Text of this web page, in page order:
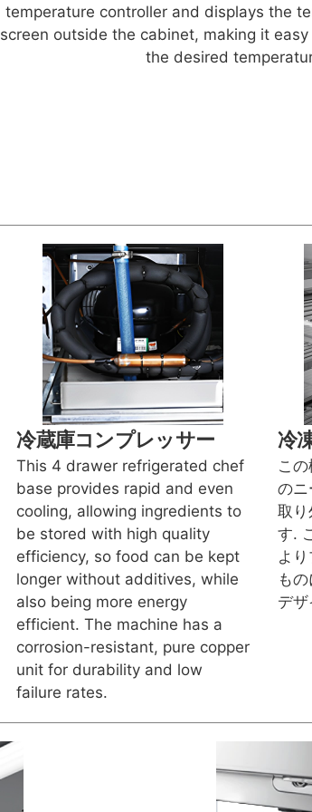
temperature controller and displays the
screen outside the cabinet, making it
the desired
冷蔵庫コンプレッサー
This 4 drawer refrigerated chef
base provides rapid and even
cooling, allowing ingredients to
be stored with high quality
efficiency, so food can be kept
longer without additives, while
also being more energy
efficient. The machine has a
corrosion-resistant, pure copper
unit for durability and low
failure rates.
冷
こ
のニ
取り
す.
よ
も
デ